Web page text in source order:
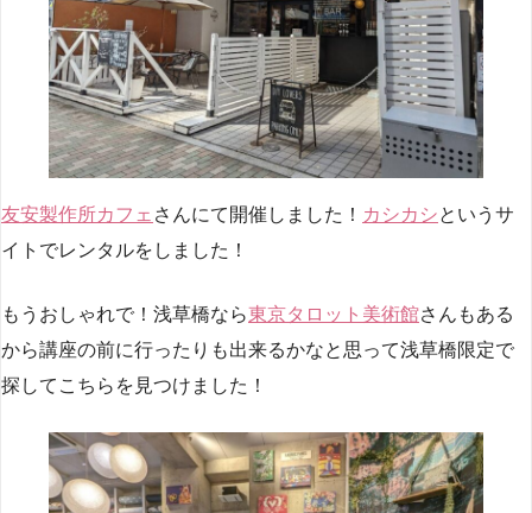
友安製作所カフェ さんにて開催しました！ カシカシというサ
イトでレンタルをしました！
もうおしゃれで！浅草橋なら東京タロット美術館さんもある
から講座の前に行ったりも出来るかなと思って浅草橋限定で
探してこちらを見つけました！